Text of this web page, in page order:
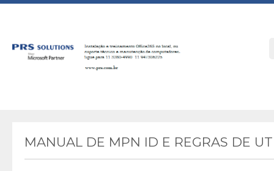
MANUAL DE MPN ID E REGRAS DE